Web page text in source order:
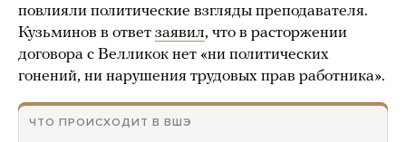
повлияли политические взгляды преподавателя.
Кузьминов в ответ заявил, что в расторжении
договора с Велликок нет «ни политических
гонений, ни нарушения трудовых прав работника».
ЧТО ПРОИСХОДИТ В ВШЭ